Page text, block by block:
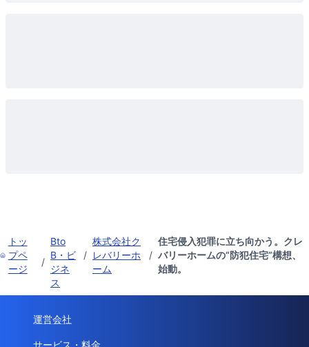
トッ
プペ
ージ
/
Bto
B・ビ
ジネ
ス
/
株式会社ク
レバリーホ
ーム
/
住宅侵入犯罪に立ち向かう。クレ
バリーホームの“防犯住宅”構想、
始動。
運営会社
サービス・料金